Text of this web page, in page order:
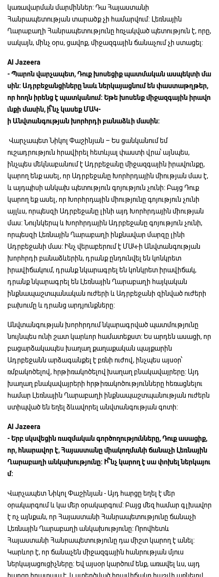
կառավարման մարմիններ: Դա Հայաստանի
Հանրապետության տարածք չի համարվում։ Լեռնային
Ղարաբաղի Հանրապետությունը հռչակված պետություն է, որը,
սակայն, մինչ օրս, ցավոք, միջազգային ճանաչում չի ստացել:
Al Jazeera
-Պարոնվարչապետ,Դուք խոսեցիքպատմականասպեկտիմա
սին: Ադրբեջանցիներընաևներկայացնումենփաստաթղթեր,
որ հողն իրենց էպատկանում: Եթե խոսենքմիջազգային իրավո
ւնքիմասին, ի՞նչ կասեքՄԱԿ-
իԱնվտանգության խորհրդիբանաձևիմասին:
Վարչապետ Նիկոլ Փաշինյան – Ես ցանկանում եմ
ուշադրություն հրավիրել հետևյալ փաստի վրա՝ այնպես,
ինչպես մեկնաբանում է Ադրբեջանը միջազգային իրավունքը,
կարող ենք ասել, որ Ադրբեջանը Խորհրդային միության մաս է,
և այդպիսի անկախ պետություն գոյություն չունի: Բայց Դուք
կարող եք ասել, որ Խորհրդային միությունը գոյություն չունի
այլևս, որպեսզի Ադրբեջանը լինի այդ Խորհրդային միության
մաս: Նույնկերպ և Խորհրդային Ադրբեջանը գոյություն չունի,
որպեսզի Լեռնային Ղարաբաղի ինքնավար մարզը լինի
Ադրբեջանի մաս: Ինչ վերաբերում է ՄԱԿ-ի Անվտանգության
խորհրդի բանաձևերին, դրանք ընդունվել են կոնկրետ
իրավիճակում, դրանք նկարագրել են կոնկրետ իրավիճակ,
դրանք նկարագրել են Լեռնային Ղարաբաղի հայկական
ինքնապաշտպանական ուժերի և Ադրբեջանի զինված ուժերի
բախումը և դրանց արդյունքները:
Անվտանգության խորհրդում նկարագրված պատմությունը
նույնպես ունի շատ կարևոր համատեքստ: Ես արդեն ասացի, որ
բացարձակապես խաղաղ քաղաքական պայքարին
Ադրբեջանն արձագանքել է բռնի ուժով, ինչպես այսօր՝
ռմբակոծելով, հրթիռակոծելով խաղաղ բնակավայրերը: Այդ
խաղաղ բնակավայրերի հրթիռակոծությունները հեռացնելու
համար Լեռնային Ղարաբաղի ինքնապաշտպանության ուժերն
ստիպված են եղել ձևավորել անվտանգության գոտի:
Al Jazeera
-Երբսկսվեցինռազմականգործողությունները,Դուքասացիք,
որ, հնարավոր է,Հայաստանըմիակողմանիճանաչի Լեռնային
Ղարաբաղիանկախությունը: Ի՞նչ կարող էսափոխելներկայու
մ:
Վարչապետ Նիկոլ Փաշինյան - Այդ հարցը եղել է մեր
օրակարգում և կա մեր օրակարգում: Բայց մեզ համար գլխավոր
է ոչ այնքան, որ Հայաստանի Հանրապետությունը ճանաչի
Լեռնային Ղարաբաղի անկախությունը: Որովհետև
Հայաստանի Հանրապետությունը դա միշտ կարող է անել:
Կարևոր է, որ ճանաչեն միջազգային հանրության մյուս
ներկայացուցիչները: Եվ այսօր կարծում ենք, առավել ևս, այդ
հարցը հրատապ է, և ստեղծված իրավիճակը հաշվի առնելով,